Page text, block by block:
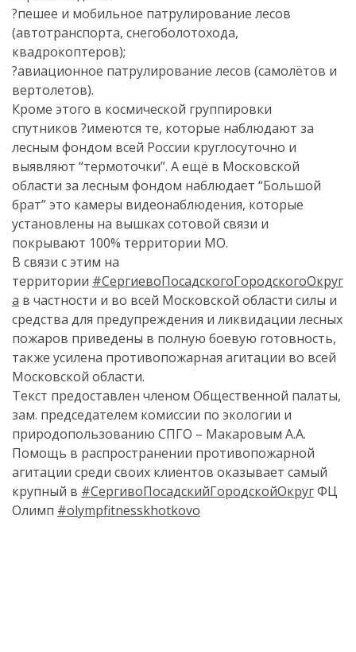
?пешее и мобильное патрулирование лесов
(автотранспорта, снегоболотохода,
квадрокоптеров);
?авиационное патрулирование лесов (самолётов и
вертолетов).
Кроме этого в космической группировки
спутников ?имеются те, которые наблюдают за
лесным фондом всей России круглосуточно и
выявляют “термоточки”. А ещё в Московской
области за лесным фондом наблюдает “Большой
брат” это камеры видеонаблюдения, которые
установлены на вышках сотовой связи и
покрывают 100% территории МО.
В связи с этим на
территории #СергиевоПосадскогоГородскогоОкруг
а в частности и во всей Московской области силы и
средства для предупреждения и ликвидации лесных
пожаров приведены в полную боевую готовность,
также усилена противопожарная агитации во всей
Московской области.
Текст предоставлен членом Общественной палаты,
зам. председателем комиссии по экологии и
природопользованию СПГО – Макаровым А.А.
Помощь в распространении противопожарной
агитации среди своих клиентов оказывает самый
крупный в #СергивоПосадскийГородскойОкругФЦ
Олимп #olympfitnesskhotkovo